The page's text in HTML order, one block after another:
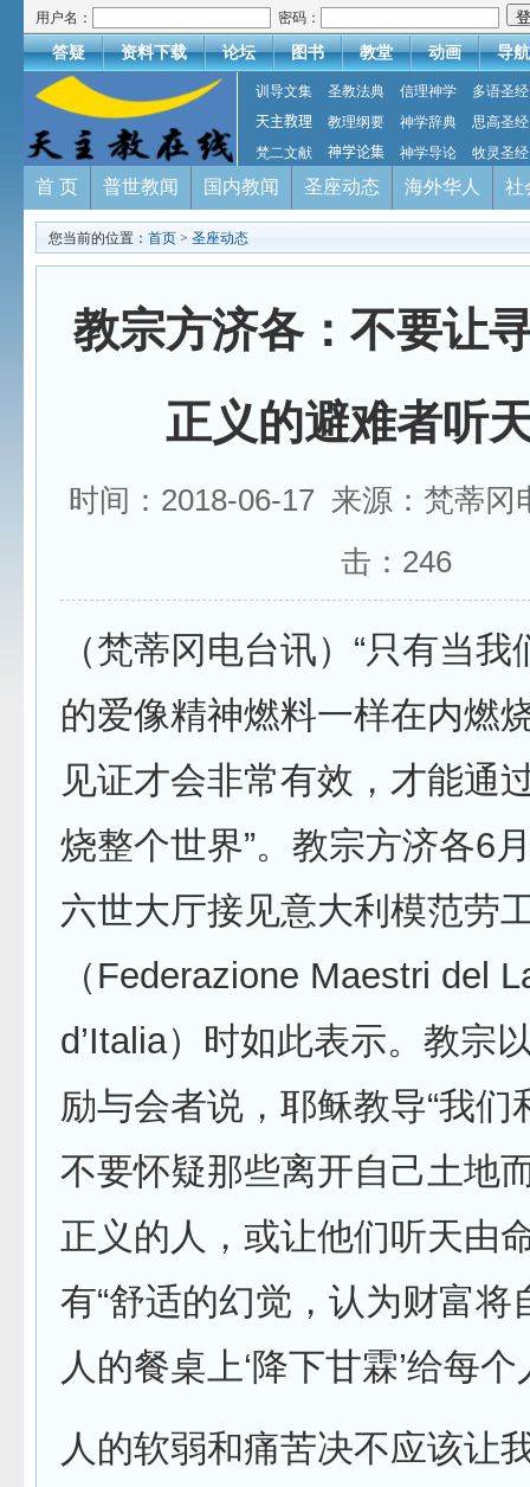
用户名： 密码：
答疑 资料下载 论坛 图书 教堂 动画 导航
训导文集 圣教法典 信理神学
多语圣经
天主教理
教理纲要 神学辞典
思高圣经
梵二文献
神学论集 神学导论 牧灵圣经
首 页 普世教闻 国内教闻 圣座动态 海外华人 社
您当前的位置： 首页 > 圣座动态
教宗方济各：不要让
正义的避难者听
时间：2018-06-17 来源：梵蒂
击： 246
（梵蒂冈电台讯）“只有当
的爱像精神燃料一样在内燃
见证才会非常有效，才能通
烧整个世界”。教宗方济各6
六世大厅接见意大利模范劳
（Federazione Maestri del
d’Italia）时如此表示。教宗
励与会者说，耶稣教导“我们
不要怀疑那些离开自己土地
正义的人，或让他们听天由
有“舒适的幻觉，认为财富将
人的餐桌上‘降下甘霖’给每个
人的软弱和痛苦决不应该让